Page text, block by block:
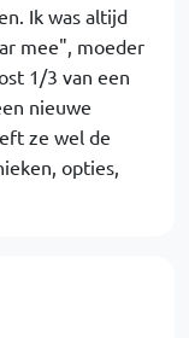
Ik was altijd
mee", moeder
1/3 van een
nieuwe
ze wel de
opties,